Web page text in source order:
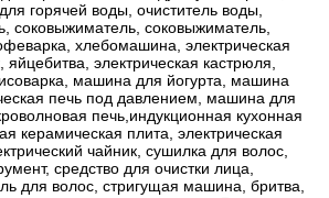
горячей воды, очиститель воды,
соковыжиматель, соковыжиматель,
хлебомашина, электрическая
электрическая кастрюля,
машина для йогурта, машина
печь под давлением, машина для
печь,индукционная кухонная
керамическая плита, электрическая
чайник, сушилка для волос,
средство для очистки лица,
для волос, стригущая машина, бритва,